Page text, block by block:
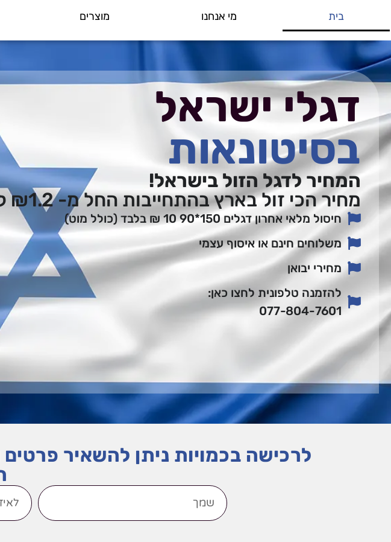
בית מי אנחנו מוצרים
דגלי ישראל
בסיטונאות
המחיר לדגל הזול בישראל!
מחיר הכי זול בארץ בהתחייבות החל מ- ₪1.2 לדגל
חיסול מלאי אחרון דגלים 150*90 10 ₪ בלבד (כולל מוט)
משלוחים חינם או איסוף עצמי
מחירי יבואן
להזמנה טלפונית לחצו כאן:
077-804-7601
לרכישה בכמויות ניתן להשאיר